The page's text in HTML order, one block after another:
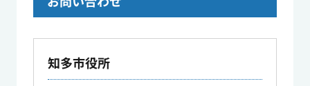
知多市役所